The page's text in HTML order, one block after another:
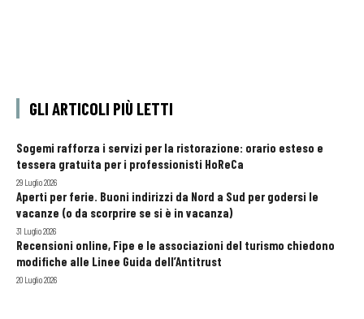
GLI ARTICOLI PIÙ LETTI
Sogemi rafforza i servizi per la ristorazione: orario esteso e
tessera gratuita per i professionisti HoReCa
29 Luglio 2026
Aperti per ferie. Buoni indirizzi da Nord a Sud per godersi le
vacanze (o da scorprire se si è in vacanza)
31 Luglio 2026
Recensioni online, Fipe e le associazioni del turismo chiedono
modifiche alle Linee Guida dell’Antitrust
20 Luglio 2026